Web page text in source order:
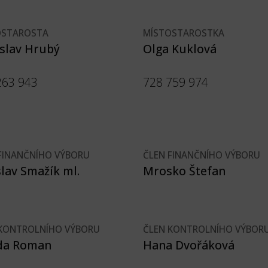
Hrubý
943
MÍSTOSTAROSTKA
Olga Kuklová
728 759 974
VÝBORU
Smažík ml.
ČLEN FINANČNÍHO VÝBORU
Mrosko Štefan
VÝBORU
Roman
ČLEN KONTROLNÍHO
Hana Dvořáková